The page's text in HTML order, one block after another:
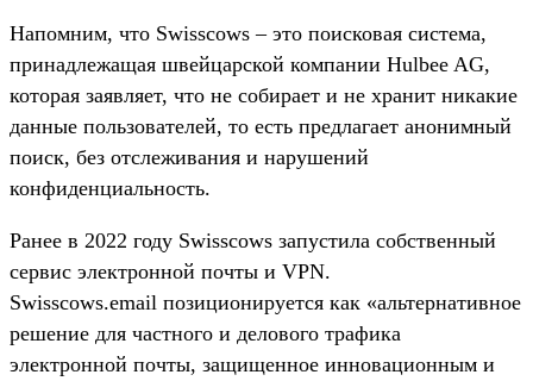
Напомним, что Swisscows – это поисковая система,
принадлежащая швейцарской компании Hulbee AG,
которая заявляет, что не собирает и не хранит никакие
данные пользователей, то есть предлагает анонимный
поиск, без отслеживания и нарушений
конфиденциальность.
Ранее в 2022 году Swisscows запустила собственный
сервис электронной почты и VPN.
Swisscows.email позиционируется как «альтернативное
решение для частного и делового трафика
электронной почты, защищенное инновационным и